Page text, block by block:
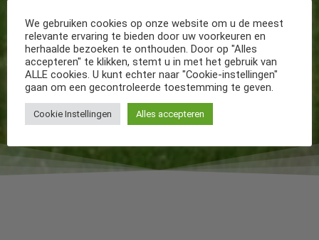
We gebruiken cookies op onze website om u de meest
relevante ervaring te bieden door uw voorkeuren en
herhaalde bezoeken te onthouden. Door op "Alles
accepteren" te klikken, stemt u in met het gebruik van
ALLE cookies. U kunt echter naar "Cookie-instellingen"
gaan om een gecontroleerde toestemming te geven.
Cookie Instellingen Alles accepteren